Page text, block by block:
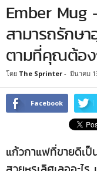
Ember Mug
สามารถรักษ
ตามที่คุณต้อง
โดย The Sprinter - มีนาคม
Facebook
แก้วกาแฟที่ขายดีเ